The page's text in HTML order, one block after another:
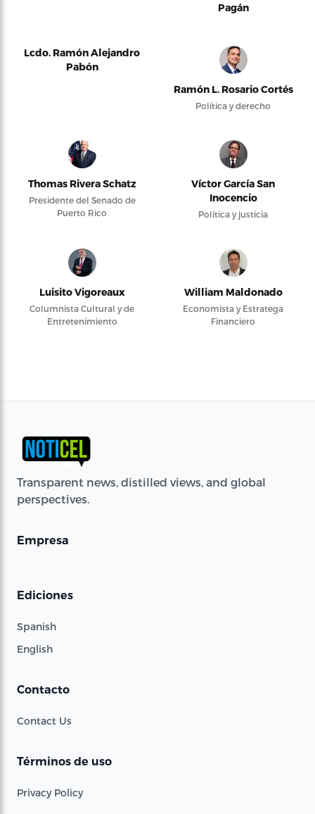
Pagán
Lcdo. Ramón Alejandro
Pabón
Ramón L. Rosario Cortés
Política y derecho
Thomas Rivera Schatz
Presidente del Senado de
Puerto Rico
Víctor García San
Inocencio
Política y justicia
Luisito Vigoreaux
Columnista Cultural y de
Entretenimiento
William Maldonado
Economista y Estratega
Financiero
Transparent news, distilled views, and global
perspectives.
Empresa
Ediciones
Spanish
English
Contacto
Contact Us
Términos de uso
Privacy Policy